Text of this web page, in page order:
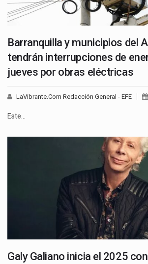
Barranquilla y municipios del
tendrán interrupciones de
jueves por obras eléctricas
LaVibrante.Com Redacción General - EFE
Este…
Galy Galiano inicia el 2025